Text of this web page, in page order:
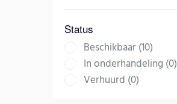
Status
Beschikbaar (10)
In onderhandeling (0)
Verhuurd (0)